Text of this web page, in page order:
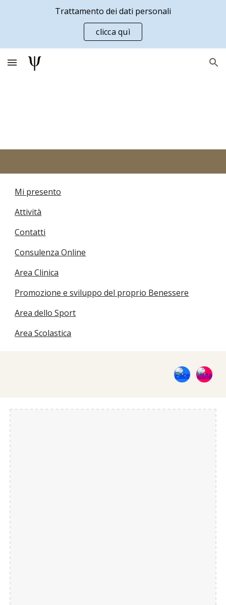
Trattamento dei dati personali
clicca quì
Mi presento
Attività
Contatti
Consulenza Online
Area Clinica
Promozione e sviluppo del proprio Benessere
Area dello Sport
Area Scolastica